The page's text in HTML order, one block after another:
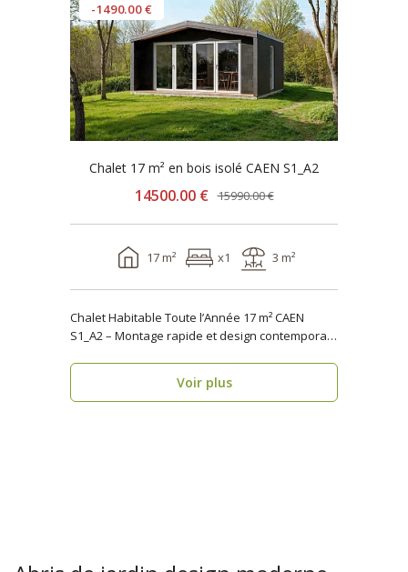
-1490.00 €
Chalet 17 m² en bois isolé CAEN S1_A2
14500.00 € 15990.00 €
17 m² x1 3 m²
Chalet Habitable Toute l’Année 17 m² CAEN
S1_A2 – Montage rapide et design contemporain
Voir plus